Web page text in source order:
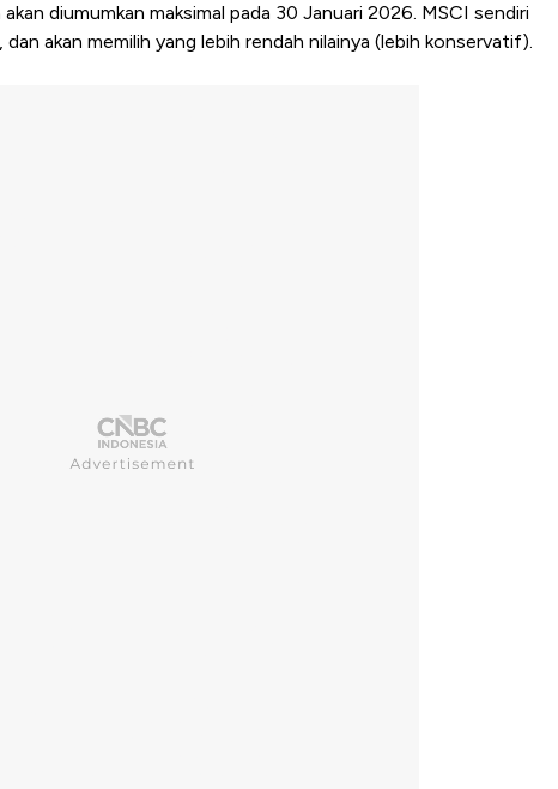
diumumkan maksimal pada 30 Januari 2026. MSCI sendiri
akan memilih yang lebih rendah nilainya (lebih konservatif).